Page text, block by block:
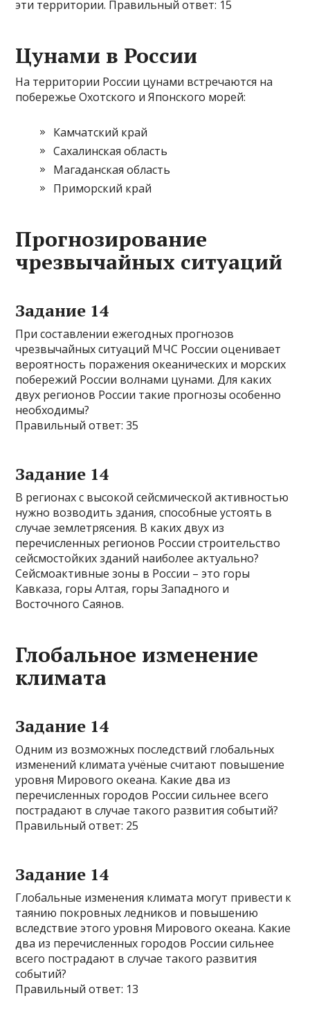
эти территории. Правильный ответ: 15
Цунами в России
На территории России цунами встречаются на
побережье Охотского и Японского морей:
Камчатский край
Сахалинская область
Магаданская область
Приморский край
Прогнозирование
чрезвычайных ситуаций
Задание 14
При составлении ежегодных прогнозов
чрезвычайных ситуаций МЧС России оценивает
вероятность поражения океанических и морских
побережий России волнами цунами. Для каких
двух регионов России такие прогнозы особенно
необходимы?
Правильный ответ: 35
Задание 14
В регионах с высокой сейсмической активностью
нужно возводить здания, способные устоять в
случае землетрясения. В каких двух из
перечисленных регионов России строительство
сейсмостойких зданий наиболее актуально?
Сейсмоактивные зоны в России – это горы
Кавказа, горы Алтая, горы Западного и
Восточного Саянов.
Глобальное изменение
климата
Задание 14
Одним из возможных последствий глобальных
изменений климата учёные считают повышение
уровня Мирового океана. Какие два из
перечисленных городов России сильнее всего
пострадают в случае такого развития событий?
Правильный ответ: 25
Задание 14
Глобальные изменения климата могут привести к
таянию покровных ледников и повышению
вследствие этого уровня Мирового океана. Какие
два из перечисленных городов России сильнее
всего пострадают в случае такого развития
событий?
Правильный ответ: 13